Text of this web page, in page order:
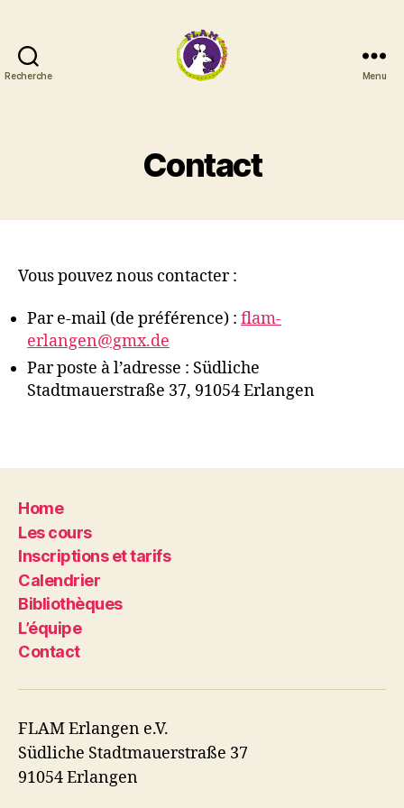
Recherche Menu
Contact
Vous pouvez nous contacter :
Par e-mail (de préférence) : flam-
erlangen@gmx.de
Par poste à l’adresse : Südliche
Stadtmauerstraße 37, 91054 Erlangen
Home
Les cours
Inscriptions et tarifs
Calendrier
Bibliothèques
L’équipe
Contact
FLAM Erlangen e.V.
Südliche Stadtmauerstraße 37
91054 Erlangen